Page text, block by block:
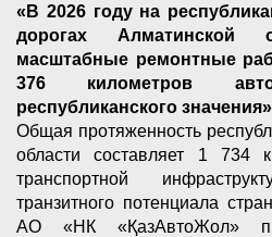
«В 2026 году на
дорогах Алматинской
масштабные ремонтные
376 километров
республиканского
Общая протяженность
области составляет 1 734
транспортной
транзитного потенциала
АО «НК «ҚазАвтоЖол»